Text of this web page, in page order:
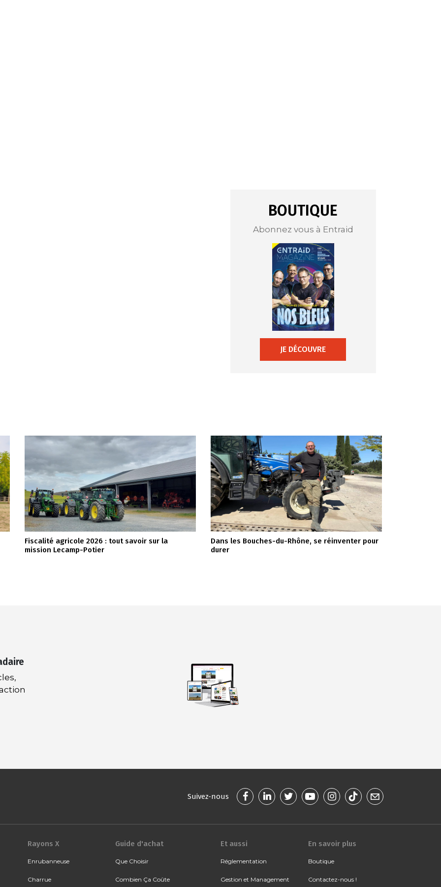
BOUTIQUE
Abonnez vous à Entraid
JE DÉCOUVRE
Fiscalité agricole 2026 : tout savoir sur la
mission Lecamp-Potier
Dans les Bouches-du-Rhône, se réinventer pour
durer
Suivez-nous
Rayons X
Enrubanneuse
Charrue
Guide d'achat
Que Choisir
Combien Ça Coûte
Et aussi
Réglementation
Gestion et Management
En savoir plus
Boutique
Contactez-nous !